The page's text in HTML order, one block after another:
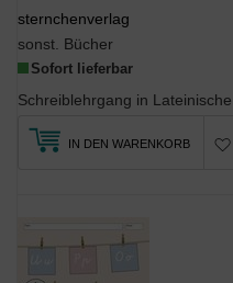
sternchenverlag
sonst. Bücher
Sofort lieferbar
IN DEN WARENKORB